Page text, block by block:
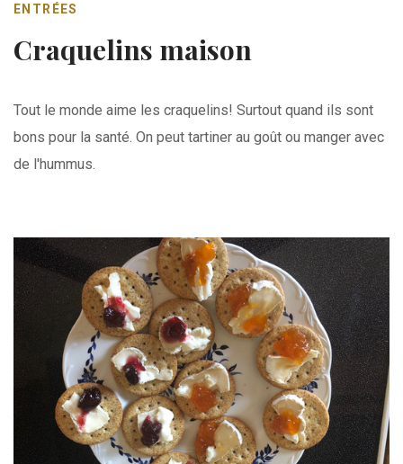
ENTRÉES
Craquelins maison
Tout le monde aime les craquelins! Surtout quand ils sont
bons pour la santé. On peut tartiner au goût ou manger avec
de l'hummus.